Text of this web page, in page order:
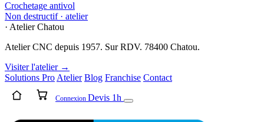
Crochetage antivol
Non destructif · atelier
· Atelier Chatou
Atelier CNC depuis 1957. Sur RDV. 78400 Chatou.
Visiter l'atelier →
Solutions Pro Atelier Blog Franchise Contact
Connexion Devis 1h